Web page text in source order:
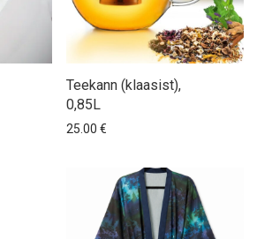
Teekann (klaasist),
0,85L
25.00 €